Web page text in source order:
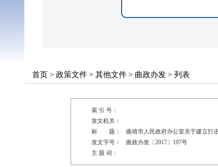
首页 > 政策文件 > 其他文件 > 曲政办发 > 列表
索 引 号：
发文机关：
标 题：
曲靖市人民政府办公室关于建立打
发文字号：
曲政办发〔2017〕197号
主 题 词：